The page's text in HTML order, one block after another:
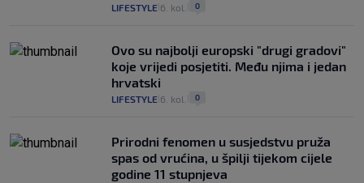
LIFESTYLE 6. kol. 0
Ovo su najbolji europski "drugi gradovi"
koje vrijedi posjetiti. Među njima i jedan
hrvatski
LIFESTYLE 6. kol. 0
Prirodni fenomen u susjedstvu pruža
spas od vrućina, u špilji tijekom cijele
godine 11 stupnjeva